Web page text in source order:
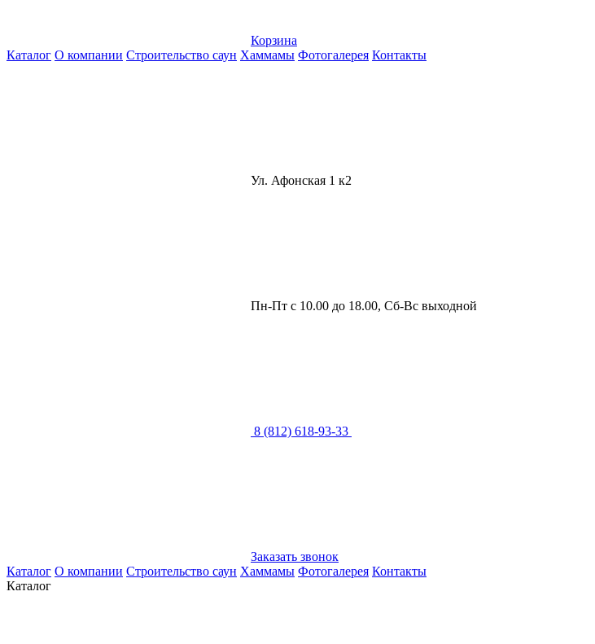
Корзина
Каталог О компании Строительство саун Хаммамы Фотогалерея Контакты
Ул. Афонская 1 к2
Пн-Пт с 10.00 до 18.00, Сб-Вс выходной
8 (812) 618-93-33
Заказать звонок
Каталог О компании Строительство саун Хаммамы Фотогалерея Контакты
Каталог